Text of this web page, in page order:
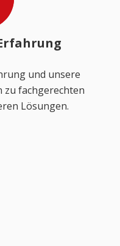
und unsere
fachgerechten
Lösungen.